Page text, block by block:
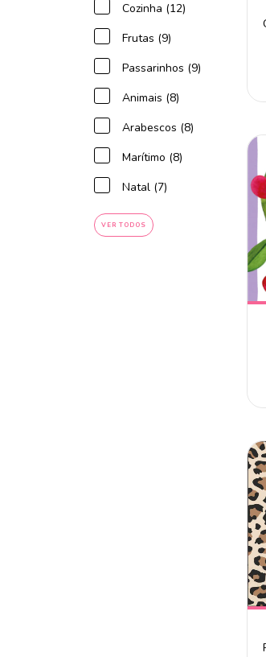
Cozinha (12)
Frutas (9)
Passarinhos (9)
Animais (8)
Arabescos (8)
Marítimo (8)
Natal (7)
VER TODOS